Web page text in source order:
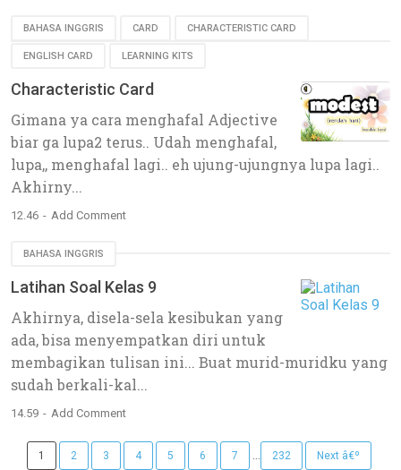
BAHASA INGGRIS CARD CHARACTERISTIC CARD
ENGLISH CARD LEARNING KITS
Characteristic Card
Gimana ya cara menghafal Adjective
biar ga lupa2 terus.. Udah menghafal,
lupa,, menghafal lagi.. eh ujung-ujungnya lupa lagi..
Akhirny...
12.46 Add Comment
BAHASA INGGRIS
Latihan Soal Kelas 9
Akhirnya, disela-sela kesibukan yang
ada, bisa menyempatkan diri untuk
membagikan tulisan ini... Buat murid-muridku yang
sudah berkali-kal...
14.59 Add Comment
1 2 3 4 5 6 7 ... 232 Next â€º